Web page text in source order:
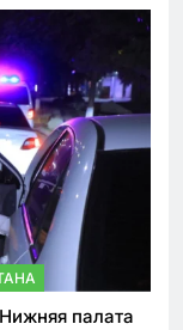
палата